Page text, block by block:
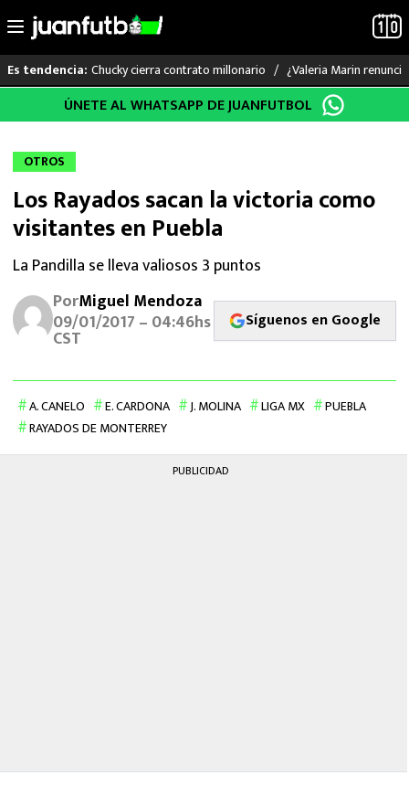
al
Es tendencia: Chucky cierra contrato millonario ¿Valeria Marin
LO ÚLTIMO
LIGA MX
RAYADOS
ATLANTE
SELECCIÓN MEXICANA
FUTBOL INTERNACIONAL
MEXICANOS EN EL EXTRANJERO
ÚNETE AL WHATSAPP DE JUANFUTBOL
OTROS
Los Rayados sacan la victoria como
visitantes en Puebla
La Pandilla se lleva valiosos 3 puntos
PorMiguel Mendoza
09/01/2017 – 04:46hs
CST
Síguenos en Google
A. CANELO E. CARDONA J. MOLINA LIGA MX
PUEBLA
RAYADOS DE MONTERREY
PUBLICIDAD